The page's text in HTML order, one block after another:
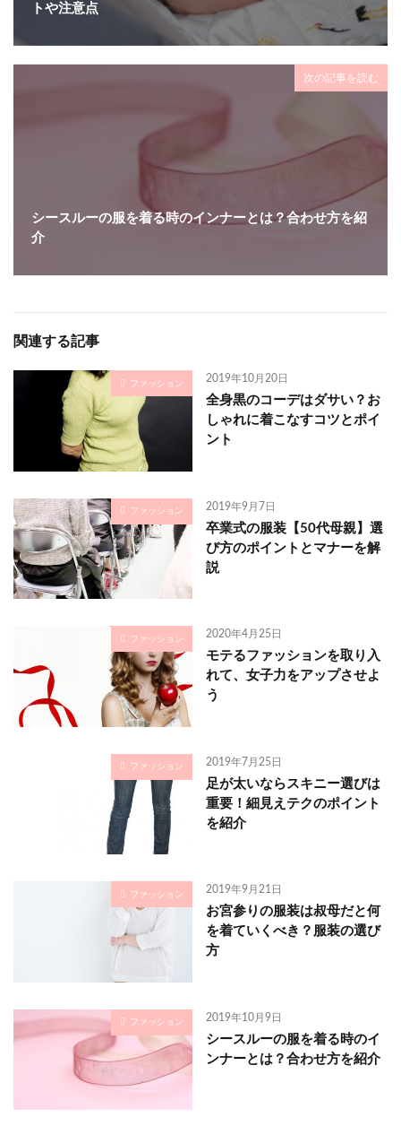
トや注意点
次の記事を読む
シースルーの服を着る時のインナーとは？合わせ方を紹
介
関連する記事
ファッション 2019年10月20日
全身黒のコーデはダサい？お
しゃれに着こなすコツとポイ
ント
ファッション 2019年9月7日
卒業式の服装【50代母親】選
び方のポイントとマナーを解
説
ファッション 2020年4月25日
モテるファッションを取り入
れて、女子力をアップさせよ
う
ファッション 2019年7月25日
足が太いならスキニー選びは
重要！細見えテクのポイント
を紹介
ファッション 2019年9月21日
お宮参りの服装は叔母だと何
を着ていくべき？服装の選び
方
ファッション 2019年10月9日
シースルーの服を着る時のイ
ンナーとは？合わせ方を紹介